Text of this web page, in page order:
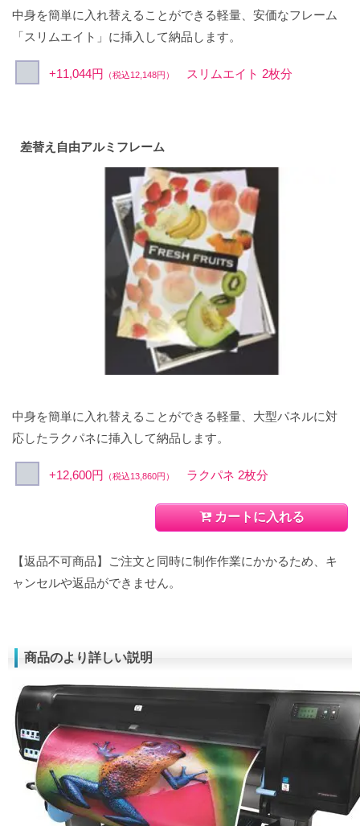
中身を簡単に入れ替えることができる軽量、安価なフレーム
「スリムエイト」に挿入して納品します。
+11,044円 （税込12,148円） スリムエイト 2枚分
差替え自由アルミフレーム
中身を簡単に入れ替えることができる軽量、大型パネルに対
応したラクパネに挿入して納品します。
+12,600円 （税込13,860円） ラクパネ 2枚分
カートに入れる
【返品不可商品】ご注文と同時に制作作業にかかるため、キ
ャンセルや返品ができません。
商品のより詳しい説明